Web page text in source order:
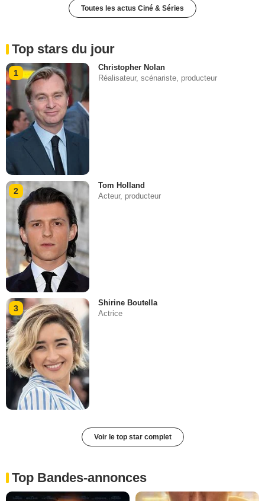
Toutes les actus Ciné & Séries
Top stars du jour
1
Christopher Nolan
Réalisateur, scénariste, producteur
2
Tom Holland
Acteur, producteur
3
Shirine Boutella
Actrice
Voir le top star complet
Top Bandes-annonces